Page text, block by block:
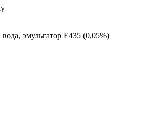
вода, эмульгатор Е435 (0,05%)